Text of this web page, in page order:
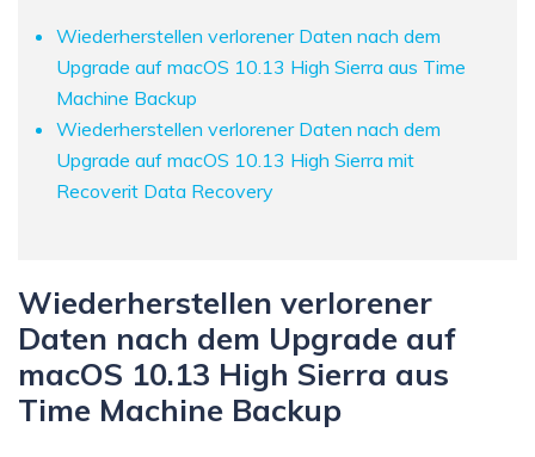
Wiederherstellen verlorener Daten nach dem
Upgrade auf macOS 10.13 High Sierra aus Time
Machine Backup
Wiederherstellen verlorener Daten nach dem
Upgrade auf macOS 10.13 High Sierra mit
Recoverit Data Recovery
Wiederherstellen verlorener
Daten nach dem Upgrade auf
macOS 10.13 High Sierra aus
Time Machine Backup